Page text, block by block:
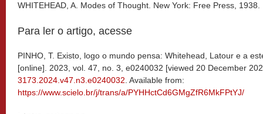
WHITEHEAD, A. Modes of Thought. New York: Free Press, 1938.
Para ler o artigo, acesse
PINHO, T. Existo, logo o mundo pensa: Whitehead, Latour e a
[online]. 2023, vol. 47, no. 3, e0240032 [viewed 20 December
3173.2024.v47.n3.e0240032. Available from:
https://www.scielo.br/j/trans/a/PYHHctCd6GMgZfR6MkFPtYJ/